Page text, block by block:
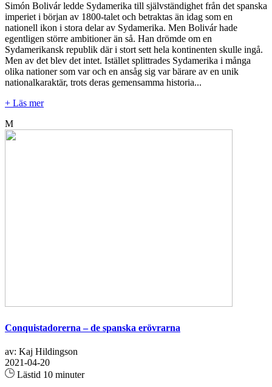
Simón Bolivár ledde Sydamerika till självständighet från det spanska
imperiet i början av 1800-talet och betraktas än idag som en
nationell ikon i stora delar av Sydamerika. Men Bolivár hade
egentligen större ambitioner än så. Han drömde om en
Sydamerikansk republik där i stort sett hela kontinenten skulle ingå.
Men av det blev det intet. Istället splittrades Sydamerika i många
olika nationer som var och en ansåg sig var bärare av en unik
nationalkaraktär, trots deras gemensamma historia...
+ Läs mer
M
Conquistadorerna – de spanska erövrarna
av: Kaj Hildingson
2021-04-20
Lästid 10 minuter